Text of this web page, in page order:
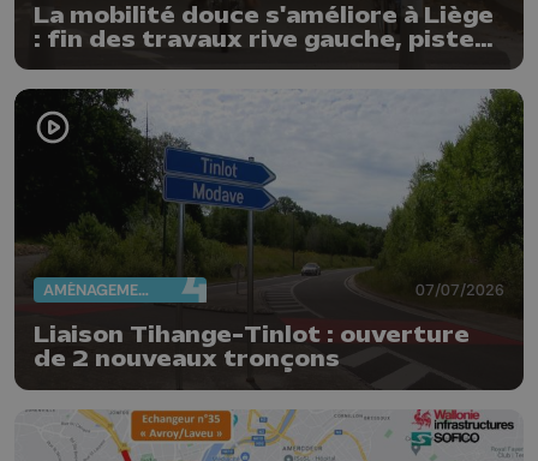
La mobilité douce s'améliore à Liège
: fin des travaux rive gauche, pistes
cyclo-piétonnes Avroy et
Guillemins...
AMÉNAGEMENT DU TERRITOIRE 07/07/2026
Liaison Tihange-Tinlot : ouverture
de 2 nouveaux tronçons